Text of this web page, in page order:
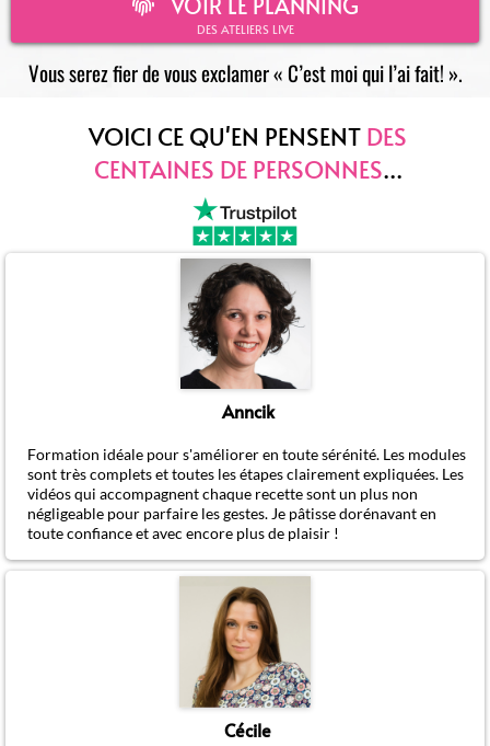
DES ATELIERS LIVE
Vous serez fier de vous exclamer « C’est moi qui l’ai fait! ».
VOICI CE QU'EN PENSENT DES
CENTAINES DE PERSONNES...
Anncik
Formation idéale pour s'améliorer en toute sérénité. Les modules
sont très complets et toutes les étapes clairement expliquées. Les
vidéos qui accompagnent chaque recette sont un plus non
négligeable pour parfaire les gestes. Je pâtisse dorénavant en
toute confiance et avec encore plus de plaisir !
Cécile